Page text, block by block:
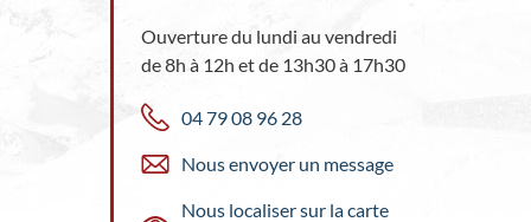
Ouverture du lundi au vendredi
de 8h à 12h et de 13h30 à 17h30
04 79 08 96 28
Nous envoyer un message
Nous localiser sur la carte